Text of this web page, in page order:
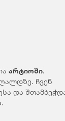
არტიოში.
ჩვენ
და